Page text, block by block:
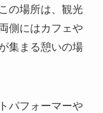
の場所は、観光
側にはカフェや
集まる憩いの場
パフォーマーや